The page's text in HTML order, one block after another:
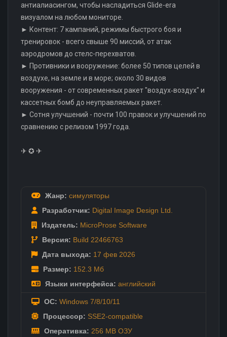
антиалиасингом, чтобы насладиться Glide-era
визуалом на любом мониторе.
► Контент: 7 кампаний, режимы быстрого боя и
тренировок - всего свыше 90 миссий, от атак
аэродромов до стелс-перехватов.
► Противники и вооружение: более 50 типов целей в
воздухе, на земле и в море; около 30 видов
вооружения - от современных ракет "воздух‑воздух" и
кассетных бомб до неуправляемых ракет.
► Сотня улучшений - почти 100 правок и улучшений по
сравнению с релизом 1997 года.
✈ ✪ ✈
Жанр: симуляторы
Разработчик: Digital Image Design Ltd.
Издатель: MicroProse Software
Версия: Build 22466763
Дата выхода: 17 фев 2026
Размер: 152.3 Мб
Языки интерфейса: английский
ОС: Windows 7/8/10/11
Процессор: SSE2-compatible
Оперативка: 256 MB ОЗУ